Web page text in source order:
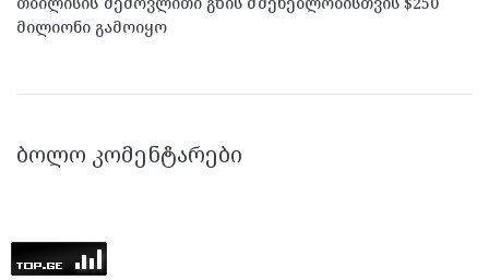
მილიონი გამოიყო
ᲑᲝᲚᲝ ᲙᲝᲛᲔᲜᲢᲐᲠᲔᲑᲘ